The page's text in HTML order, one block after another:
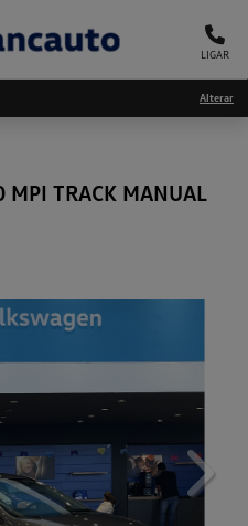
LIGAR
Alterar
MPI TRACK MANUAL
Next